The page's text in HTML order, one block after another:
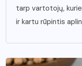
tarp vartotojų,
ir kartu rūpintis